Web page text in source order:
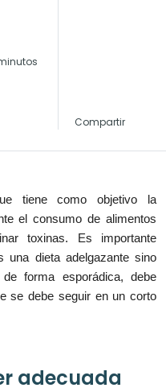
Compartir
tiene como objetivo la
el consumo de alimentos
toxinas. Es importante
una dieta adelgazante sino
forma esporádica, debe
se debe seguir en un corto
adecuada